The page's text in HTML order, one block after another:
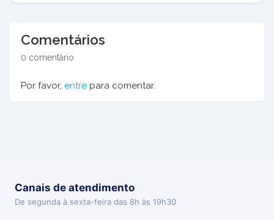
Comentários
0 comentário
Por favor, entre para comentar.
Canais de atendimento
De segunda à sexta-feira das 8h às 19h30